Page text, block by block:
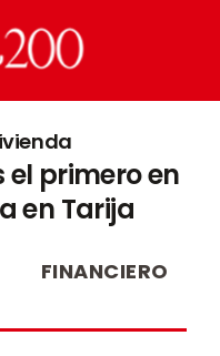
el primero en
en Tarija
FINANCIERO